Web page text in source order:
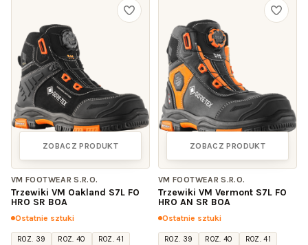
ZOBACZ PRODUKT
VM FOOTWEAR S.R.O.
Trzewiki VM Oakland S7L FO
HRO SR BOA
Ostatnie sztuki
ROZ. 39 ROZ. 40
ROZ. 41
ZOBACZ PRODUKT
VM FOOTWEAR S.R.O.
Trzewiki VM Vermont S7L FO
HRO AN SR BOA
Ostatnie sztuki
ROZ. 39 ROZ. 40
ROZ. 41